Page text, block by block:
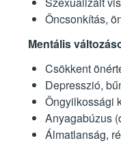
Öncsonkítás,
Mentális
Csökkent
Depresszió,
Öngyilkossági
Anyagabúzus
Álmatlanság,